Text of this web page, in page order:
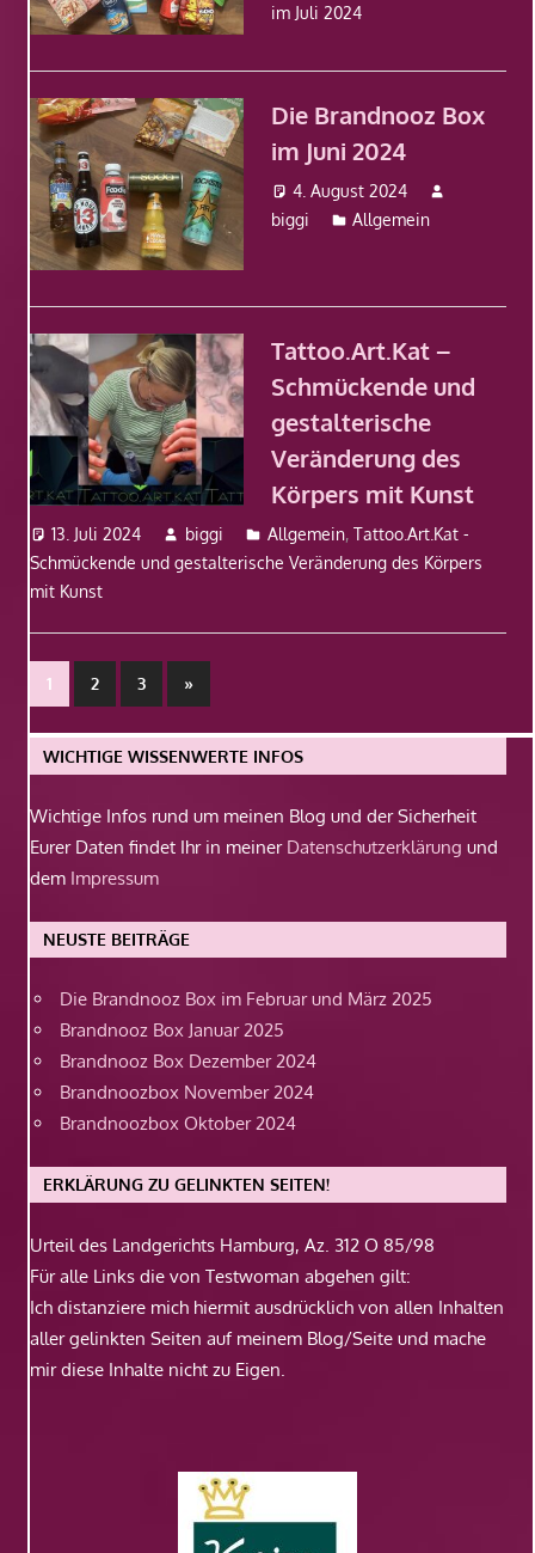
im Juli 2024
Die Brandnooz Box
im Juni 2024
4. August 2024
biggi
Allgemein
Tattoo.Art.Kat –
Schmückende und
gestalterische
Veränderung des
Körpers mit Kunst
13. Juli 2024 biggi Allgemein,Tattoo.Art.Kat -
Schmückende und gestalterische Veränderung des Körpers
mit Kunst
Beitragsnavigation
1 2 3
Nächste
Beiträge
»
WICHTIGE WISSENWERTE INFOS
Wichtige Infos rund um meinen Blog und der Sicherheit
Eurer Daten findet Ihr in meiner Datenschutzerklärung und
dem Impressum
NEUSTE BEITRÄGE
Die Brandnooz Box im Februar und März 2025
Brandnooz Box Januar 2025
Brandnooz Box Dezember 2024
Brandnoozbox November 2024
Brandnoozbox Oktober 2024
ERKLÄRUNG ZU GELINKTEN SEITEN!
Urteil des Landgerichts Hamburg, Az. 312 O 85/98
Für alle Links die von Testwoman abgehen gilt:
Ich distanziere mich hiermit ausdrücklich von allen Inhalten
aller gelinkten Seiten auf meinem Blog/Seite und mache
mir diese Inhalte nicht zu Eigen.